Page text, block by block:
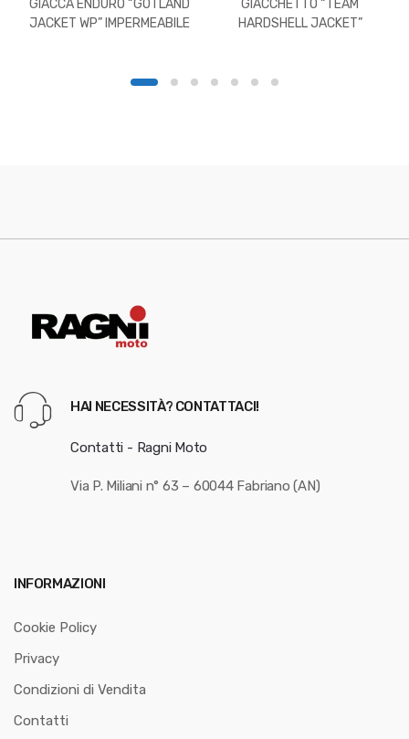
era:
è:
GIACCA ENDURO “GOTLAND
JACKET WP” IMPERMEABILE
era:
è:
GIACCHETTO “TEAM
HARDSHELL JACKET”
HAI NECESSITÀ? CONTATTACI!
Contatti - Ragni Moto
Via P. Miliani n° 63 – 60044 Fabriano (AN)
INFORMAZIONI
Cookie Policy
Privacy
Condizioni di Vendita
Contatti